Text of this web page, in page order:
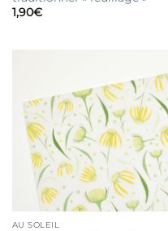
1,90€
AU SOLEIL